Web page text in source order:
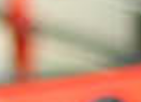
Media
Lavora con noi